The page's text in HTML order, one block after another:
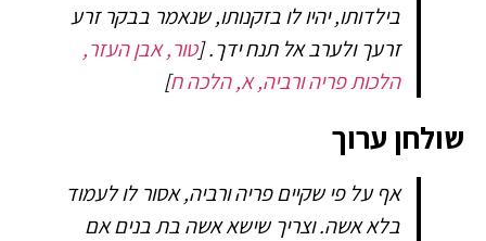
בילדותו, יהיו לו בזקנותו, שנאמר בבקר זרע
זרעך ולערב אל תנח ידך.[טור, אבן העזר,
הלכות פריה ורביה, א, הלכה ח]
שולחן ערוך
אף על פי שקיים פריה ורביה, אסור לו לעמוד
בלא אשה. וצריך שישא אשה בת בנים אם